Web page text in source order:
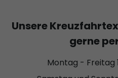
Unsere
gerne
Montag - Freitag